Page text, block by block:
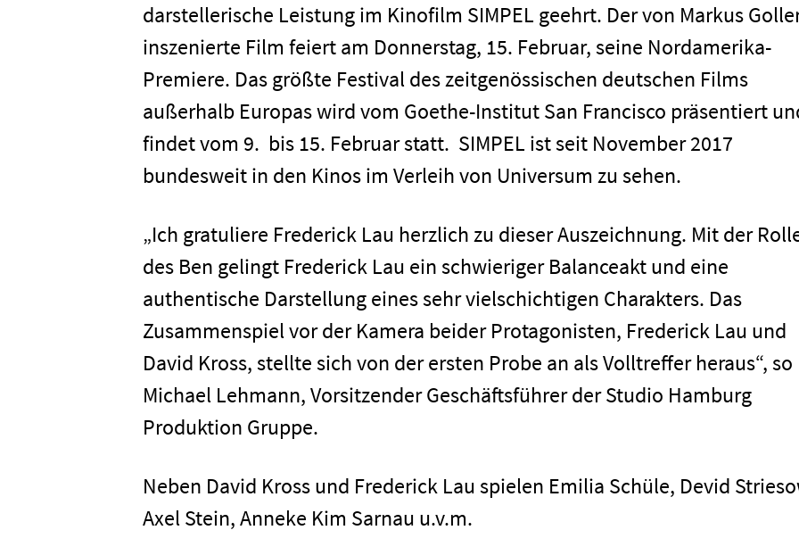
darstellerische Leistung im Kinofilm SIMPEL geehrt. Der von Markus
inszenierte Film feiert am Donnerstag, 15. Februar, seine Nordamerika-
Premiere. Das größte Festival des zeitgenössischen deutschen Films
außerhalb Europas wird vom Goethe-Institut San Francisco präsentiert
findet vom 9. bis 15. Februar statt. SIMPEL ist seit November 2017
bundesweit in den Kinos im Verleih von Universum zu sehen.
„Ich gratuliere Frederick Lau herzlich zu dieser Auszeichnung. Mit der
des Ben gelingt Frederick Lau ein schwieriger Balanceakt und eine
authentische Darstellung eines sehr vielschichtigen Charakters. Das
Zusammenspiel vor der Kamera beider Protagonisten, Frederick Lau und
David Kross, stellte sich von der ersten Probe an als Volltreffer heraus“, so
Michael Lehmann, Vorsitzender Geschäftsführer der Studio Hamburg
Produktion Gruppe.
Neben David Kross und Frederick Lau spielen Emilia Schüle, Devid
Axel Stein, Anneke Kim Sarnau u.v.m.